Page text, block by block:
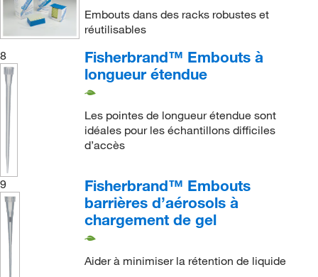
Embouts dans des racks robustes et
réutilisables
8
Fisherbrand™ Embouts à
longueur étendue
Les pointes de longueur étendue sont
idéales pour les échantillons difficiles
d’accès
9
Fisherbrand™ Embouts
barrières d’aérosols à
chargement de gel
Aider à minimiser la rétention de liquide